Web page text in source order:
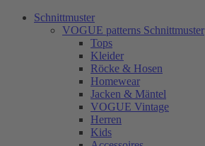
Schnittmuster
VOGUE patterns Schnittmuster
Tops
Kleider
Röcke & Hosen
Homewear
Jacken & Mäntel
VOGUE Vintage
Herren
Kids